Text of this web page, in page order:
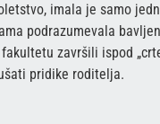
imala je samo
podrazumevala
završili ispod
pridike roditelja.